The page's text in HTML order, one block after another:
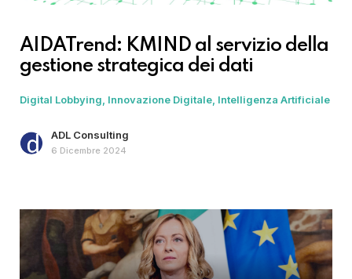
AIDATrend: KMIND al servizio della
gestione strategica dei dati
Digital Lobbying Innovazione Digitale Intelligenza Artificiale
ADL Consulting
6 Dicembre 2024